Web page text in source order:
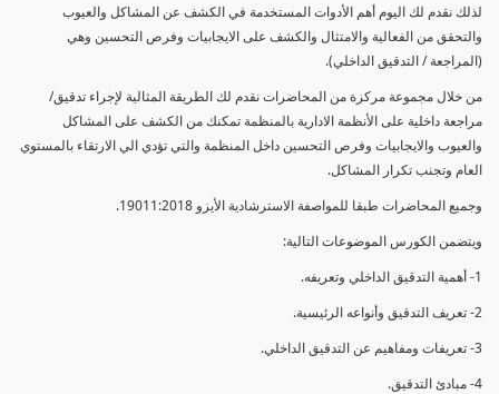
لذلك نقدم لك اليوم أهم الأدوات المستخدمة في الكشف عن المشاكل والعيوب
والتحقق من الفعالية والامتثال والكشف على الايجابيات وفرص التحسين وهي
(المراجعة / التدقيق الداخلي).
من خلال مجموعة مركزة من المحاضرات نقدم لك الطريقة المثالية لإجراء تدقيق/
مراجعة داخلية على الأنظمة الادارية بالمنظمة تمكنك من الكشف على المشاكل
والعيوب والايجابيات وفرص التحسين داخل المنظمة والتي تؤدي الي الارتقاء بالمستوي
العام وتجنب تكرار المشاكل.
وجميع المحاضرات طبقا للمواصفة الاسترشادية الأيزو 19011:2018.
ويتضمن الكورس الموضوعات التالية:
1- أهمية التدقيق الداخلي وتعريفه.
2- تعريف التدقيق وأنواعه الرئيسية.
3- تعريفات ومفاهيم عن التدقيق الداخلي.
4- مبادئ التدقيق.